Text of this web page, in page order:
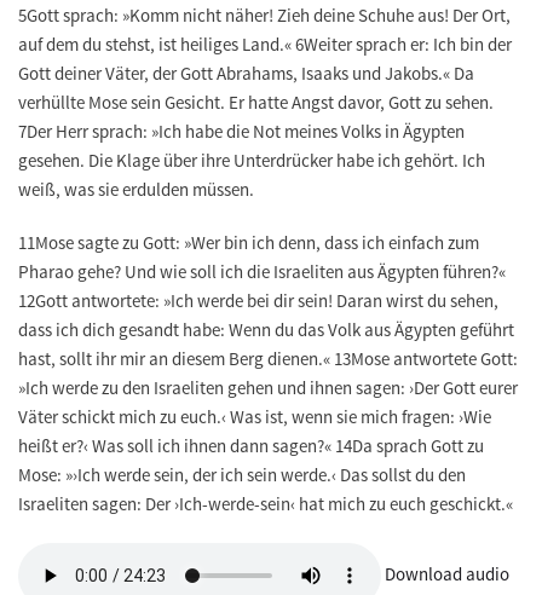
5Gott sprach: »Komm nicht näher! Zieh deine Schuhe aus! Der Ort,
auf dem du stehst, ist heiliges Land.« 6Weiter sprach er: Ich bin der
Gott deiner Väter, der Gott Abrahams, Isaaks und Jakobs.« Da
verhüllte Mose sein Gesicht. Er hatte Angst davor, Gott zu sehen.
7Der Herr sprach: »Ich habe die Not meines Volks in Ägypten
gesehen. Die Klage über ihre Unterdrücker habe ich gehört. Ich
weiß, was sie erdulden müssen.
11Mose sagte zu Gott: »Wer bin ich denn, dass ich einfach zum
Pharao gehe? Und wie soll ich die Israeliten aus Ägypten führen?«
12Gott antwortete: »Ich werde bei dir sein! Daran wirst du sehen,
dass ich dich gesandt habe: Wenn du das Volk aus Ägypten geführt
hast, sollt ihr mir an diesem Berg dienen.« 13Mose antwortete Gott:
»Ich werde zu den Israeliten gehen und ihnen sagen: ›Der Gott eurer
Väter schickt mich zu euch.‹ Was ist, wenn sie mich fragen: ›Wie
heißt er?‹ Was soll ich ihnen dann sagen?« 14Da sprach Gott zu
Mose: »›Ich werde sein, der ich sein werde.‹ Das sollst du den
Israeliten sagen: Der ›Ich-werde-sein‹ hat mich zu euch geschickt.«
Download audio